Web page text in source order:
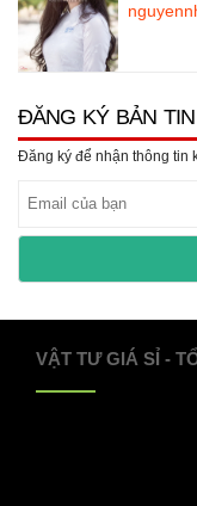
ĐĂNG KÝ BẢN TIN
Đăng ký để nhận thông tin
VẬT TƯ GIÁ SỈ -